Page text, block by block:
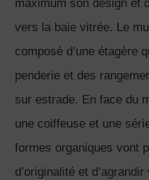
maximum son design et
vers la baie vitrée. Le
composé d’une étagère
penderie et des
sur estrade. En face du
une coiffeuse et une
formes organiques vont
d’originalité et